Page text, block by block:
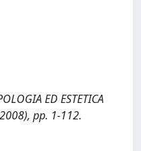
ED ESTETICA
pp. 1-112.